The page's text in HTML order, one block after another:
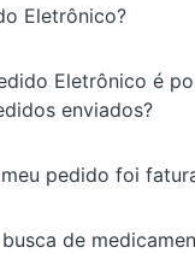
Eletrônico?
Eletrônico é
enviados?
pedido foi
de